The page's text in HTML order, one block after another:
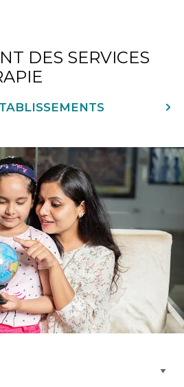
DES SERVICES